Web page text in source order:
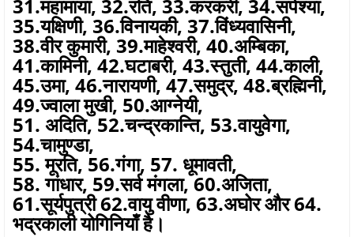
31.महामाया, 32.रति, 33.करकरी, 34.सर्पश्या,
35.यक्षिणी, 36.विनायकी, 37.विंध्यवासिनी,
38.वीर कुमारी, 39.माहेश्वरी, 40.अम्बिका,
41.कामिनी, 42.घटाबरी, 43.स्तुती, 44.काली,
45.उमा, 46.नारायणी, 47.समुद्र, 48.ब्रह्मिनी,
49.ज्वाला मुखी, 50.आग्नेयी,
51. अदिति, 52.चन्द्रकान्ति, 53.वायुवेगा,
54.चामुण्डा,
55. मूरति, 56.गंगा, 57. धूमावती,
58. गांधार, 59.सर्व मंगला, 60.अजिता,
61.सूर्यपुत्री 62.वायु वीणा, 63.अघोर और 64.
भद्रकाली योगिनियाँ है।